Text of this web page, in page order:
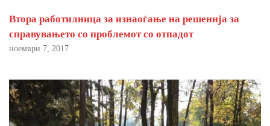
Втора работилница за изнаоѓање на решенија за
справувањето со проблемот со отпадот
ноември 7, 2017